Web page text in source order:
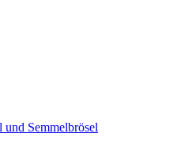
Semmelbrösel